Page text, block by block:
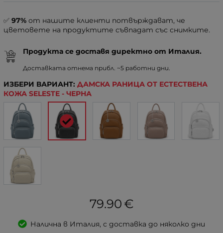
✅ 97% от нашите клиенти потвърждават, че
цветовете на продуктите съвпадат със снимките.
Продукта се доставя директно от Италия.
Доставката отнема прибл. ~5 работни дни.
ИЗБЕРИ ВАРИАНТ: ДАМСКА РАНИЦА ОТ ЕСТЕСТВЕНА
КОЖА SELESTE - ЧЕРНА
79.90€
Налична в Италия, с доставка до няколко дни